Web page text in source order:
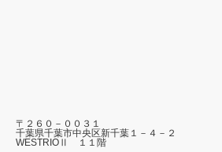
〒２６０－００３１
千葉県千葉市中央区新千葉１－４－２
WESTRIOⅡ １１階